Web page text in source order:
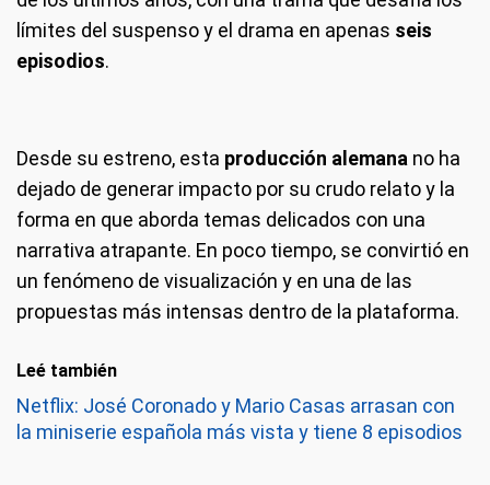
límites del suspenso y el drama en apenas seis
episodios.
Desde su estreno, esta producción alemana no ha
dejado de generar impacto por su crudo relato y la
forma en que aborda temas delicados con una
narrativa atrapante. En poco tiempo, se convirtió en
un fenómeno de visualización y en una de las
propuestas más intensas dentro de la plataforma.
Leé también
Netflix: José Coronado y Mario Casas arrasan con
la miniserie española más vista y tiene 8 episodios